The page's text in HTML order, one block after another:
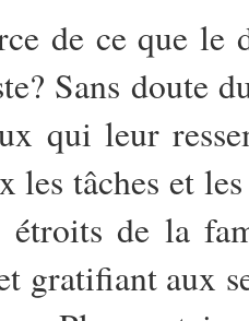
de ce que le
Sans doute
qui leur
les tâches et
étroits de la
gratifiant aux